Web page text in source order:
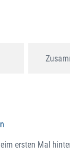
ersten Mal